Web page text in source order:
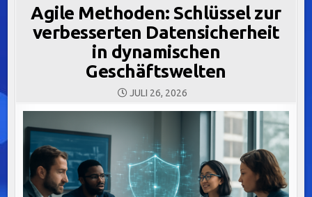
Agile Methoden: Schlüssel zur
verbesserten Datensicherheit
in dynamischen
Geschäftswelten
JULI 26, 2026